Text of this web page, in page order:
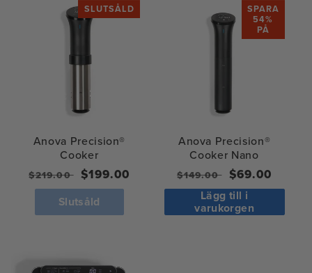
SLUTSÅLD
Anova Precision®
Cooker
Regular
price
$219.00 Sale
price
$199.00
Slutsåld
SPARA
54%
PÅ
Anova Precision®
Cooker Nano
Ordinarie
pris
$149.00 $69.00
Lägg till i
varukorgen